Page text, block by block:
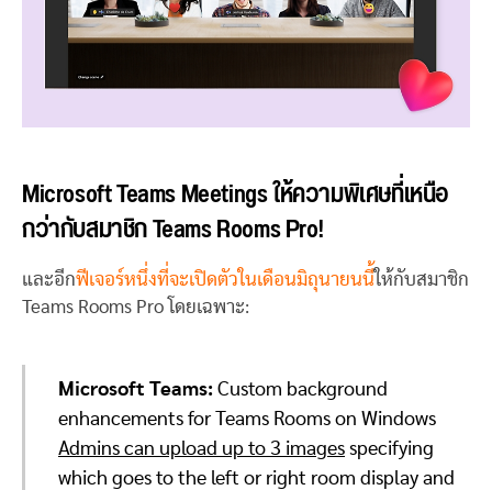
Microsoft Teams Meetings ให้ความพิเศษที่เหนือ
กว่ากับสมาชิก Teams Rooms Pro!
และอีกฟีเจอร์หนึ่งที่จะเปิดตัวในเดือนมิถุนายนนี้ ให้กับสมาชิก
Teams Rooms Pro โดยเฉพาะ:
Microsoft Teams: Custom background
enhancements for Teams Rooms on Windows
Admins can upload up to 3 images specifying
which goes to the left or right room display and